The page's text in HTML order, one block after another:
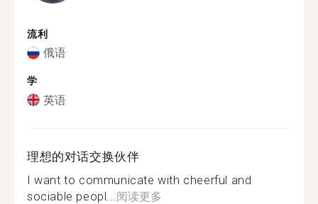
流利
俄语
学
英语
理想的对话交换伙伴
I want to communicate with cheerful and
sociable peopl... 阅读更多